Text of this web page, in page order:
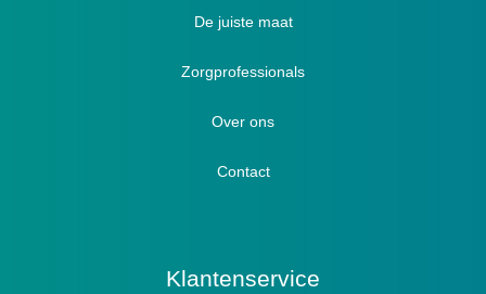
Luxe verbandschoenen / stretch (Hallux)
Diabetici
Winterboots
Lymph / Oedeem
Actief
Diabetici
Oedeem
Hallux Valgus
Hamertenen
De juiste maat
Zorgprofessionals
Over ons
Contact
Klantenservice